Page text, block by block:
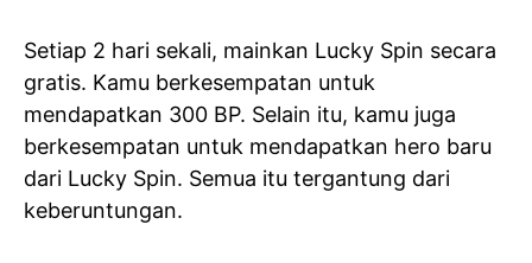
Setiap 2 hari sekali, mainkan Lucky Spin secara
gratis. Kamu berkesempatan untuk
mendapatkan 300 BP. Selain itu, kamu juga
berkesempatan untuk mendapatkan hero baru
dari Lucky Spin. Semua itu tergantung dari
keberuntungan.